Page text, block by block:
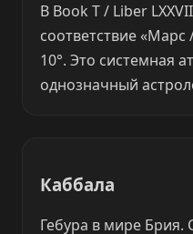
В Book T / Liber
соответствие «Марс
10°. Это системная
однозначный
Каббала
Гебура в мире Брия.